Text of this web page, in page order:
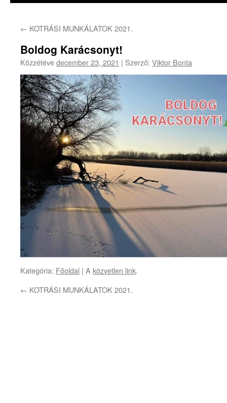
← KOTRÁSI MUNKÁLATOK 2021.
Boldog Karácsonyt!
Közzétévedecember 23, 2021 | Szerző: Viktor Bonta
Kategória: Főoldal | A közvetlen link.
← KOTRÁSI MUNKÁLATOK 2021.